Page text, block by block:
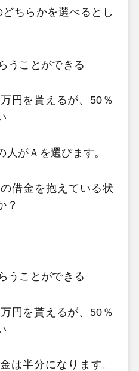
ちらかを選べるとし
うことができる
円を貰えるが、50％
人がＡを選びます。
借金を抱えている状
？
うことができる
円を貰えるが、50％
は半分になります。